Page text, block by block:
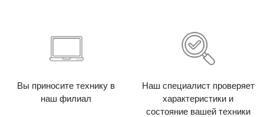
Вы приносите технику в
наш филиал
Наш специалист проверяет
характеристики и
состояние вашей техники